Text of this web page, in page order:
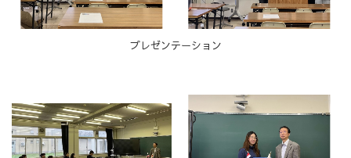
プレゼンテーション